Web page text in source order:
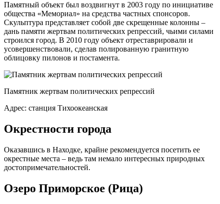
Памятный объект был воздвигнут в 2003 году по инициативе
общества «Мемориал» на средства частных спонсоров.
Скульптура представляет собой две скрещенные колонны –
дань памяти жертвам политических репрессий, чьими силами
строился город. В 2010 году объект отреставрировали и
усовершенствовали, сделав полированную гранитную
облицовку пилонов и постамента.
Памятник жертвам политических репрессий
Адрес: станция Тихоокеанская
Окрестности города
Оказавшись в Находке, крайне рекомендуется посетить ее
окрестные места – ведь там немало интересных природных
достопримечательностей.
Озеро Приморское (Рица)